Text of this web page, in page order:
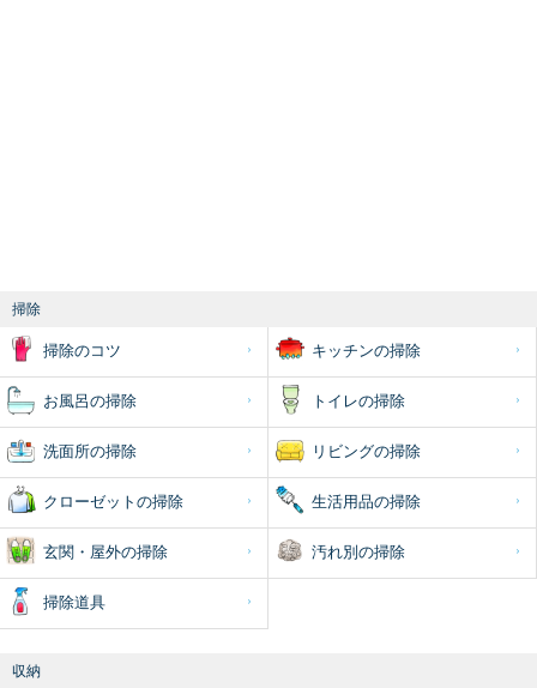
掃除
掃除のコツ キッチンの掃除
お風呂の掃除 トイレの掃除
洗面所の掃除 リビングの掃除
クローゼットの掃除 生活用品の掃除
玄関・屋外の掃除 汚れ別の掃除
掃除道具
収納